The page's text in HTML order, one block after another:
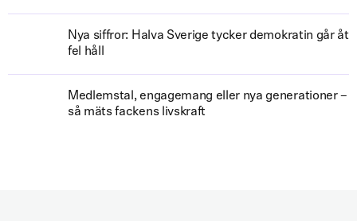
Nya siffror: Halva Sverige tycker demokratin går åt
fel håll
Medlemstal, engagemang eller nya generationer –
så mäts fackens livskraft